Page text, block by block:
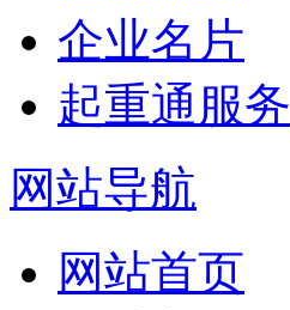
企业名片
起重通服务
网站导航
网站首页